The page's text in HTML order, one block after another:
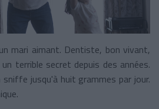
mari aimant. Dentiste, bon vivant,
terrible secret depuis des années.
sniffe jusqu'à huit grammes par jour.